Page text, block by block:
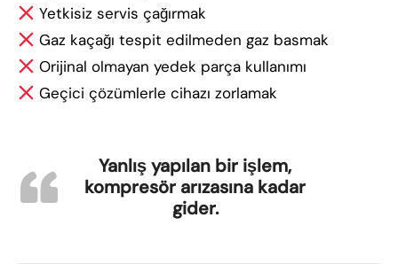
Yetkisiz servis çağırmak
Gaz kaçağı tespit edilmeden gaz basmak
Orijinal olmayan yedek parça kullanımı
Geçici çözümlerle cihazı zorlamak
Yanlış yapılan bir işlem,
kompresör arızasına kadar
gider.